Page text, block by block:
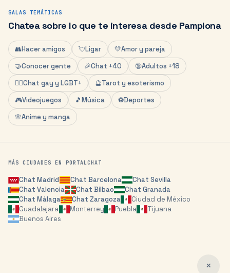
SALAS TEMÁTICAS
Chatea sobre lo que te interesa desde Pamplona
👥Hacer amigos 💘Ligar 💛Amor y pareja
🤝Conocer gente 🎉Chat +40 🔞Adultos +18
🏳️‍🌈Chat gay y LGBT+ 🔮Tarot y esoterismo
🎮Videojuegos 🎵Música ⚽Deportes
🌸Anime y manga
MÁS CIUDADES EN PORTALCHAT
ChatMadrid Chat Barcelona Chat Sevilla
ChatValencia Chat Bilbao Chat Granada
ChatMálaga Chat Zaragoza
Ciudad de México
Guadalajara
Monterrey Puebla
Tijuana
Buenos Aires
✕